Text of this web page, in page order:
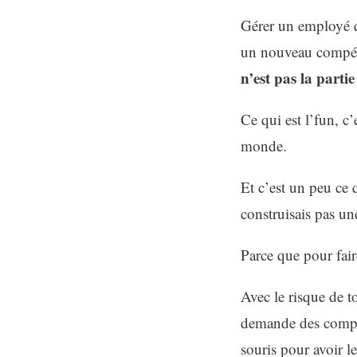
Gérer un employé
un nouveau
n’est pas la
Ce qui est l’fun,
monde.
Et c’est un peu
construisais pas
Parce que pour
Avec le risque de
demande des
souris pour avoir